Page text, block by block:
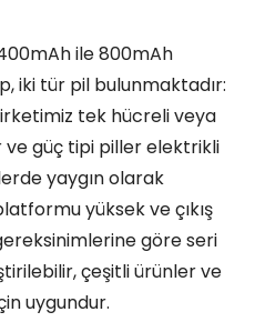
ile 800mAh
iki tür pil bulunmaktadır:
tek hücreli veya
güç tipi piller elektrikli
yaygın olarak
yüksek ve çıkış
göre seri
çeşitli ürünler ve
uygundur.